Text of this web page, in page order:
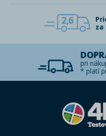
2,6
za
pri
* platí